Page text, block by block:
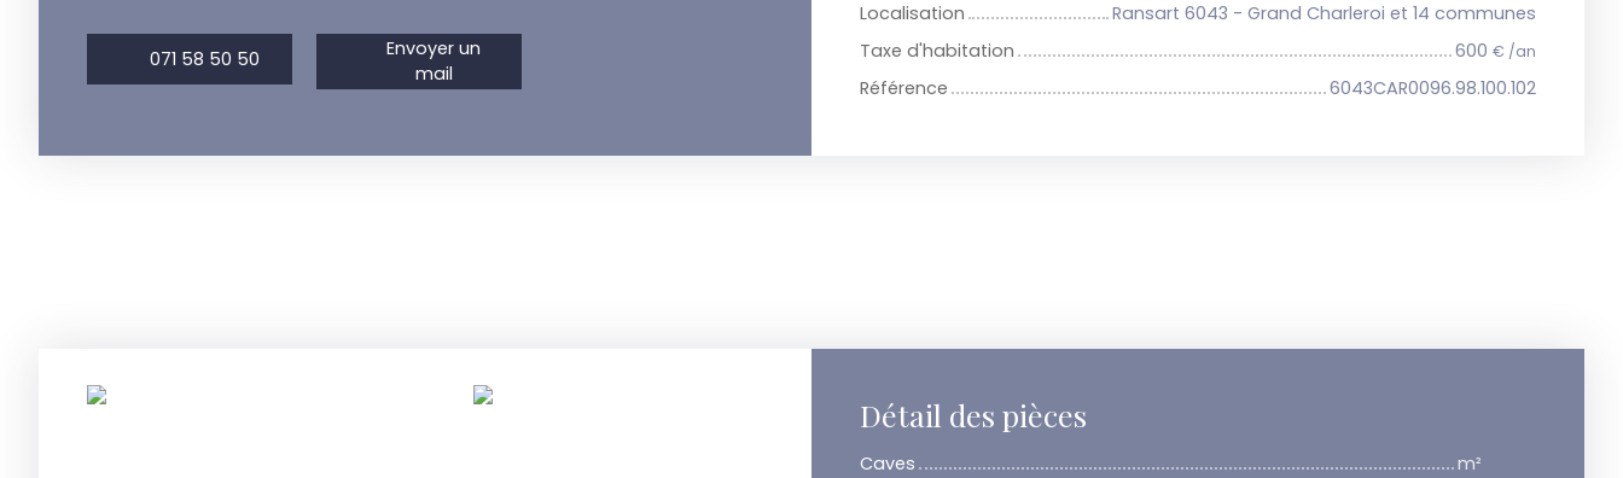
071 58 50 50
Envoyer un
mail
Localisation
Ransart 6043 - Grand Charleroi et 14 communes
Taxe d'habitation
600 € /an
Référence 6043CAR0096.98.100.102
Détail des pièces
Caves
m²